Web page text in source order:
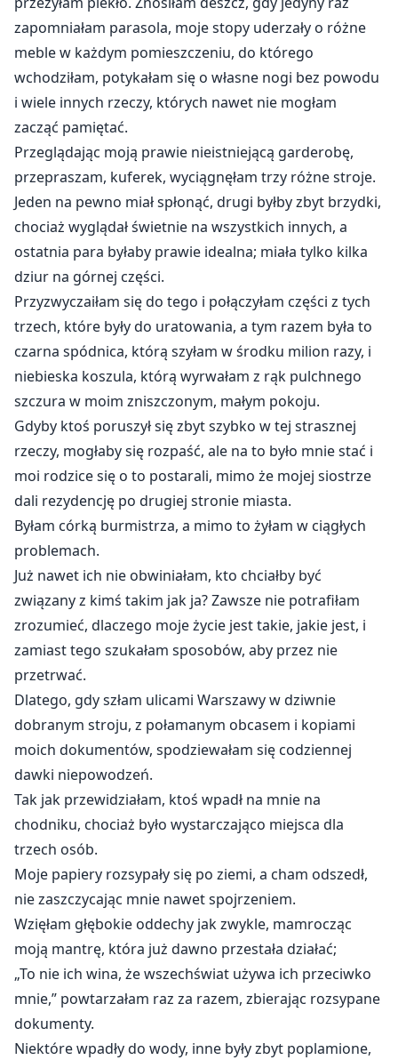
zapomniałam parasola, moje stopy uderzały o różne
meble w każdym pomieszczeniu, do którego
wchodziłam, potykałam się o własne nogi bez powodu
i wiele innych rzeczy, których nawet nie mogłam
zacząć pamiętać.
Przeglądając moją prawie nieistniejącą garderobę,
przepraszam, kuferek, wyciągnęłam trzy różne stroje.
Jeden na pewno miał spłonąć, drugi byłby zbyt brzydki,
chociaż wyglądał świetnie na wszystkich innych, a
ostatnia para byłaby prawie idealna; miała tylko kilka
dziur na górnej części.
Przyzwyczaiłam się do tego i połączyłam części z tych
trzech, które były do uratowania, a tym razem była to
czarna spódnica, którą szyłam w środku milion razy, i
niebieska koszula, którą wyrwałam z rąk pulchnego
szczura w moim zniszczonym, małym pokoju.
Gdyby ktoś poruszył się zbyt szybko w tej strasznej
rzeczy, mogłaby się rozpaść, ale na to było mnie stać i
moi rodzice się o to postarali, mimo że mojej siostrze
dali rezydencję po drugiej stronie miasta.
Byłam córką burmistrza, a mimo to żyłam w ciągłych
problemach.
Już nawet ich nie obwiniałam, kto chciałby być
związany z kimś takim jak ja? Zawsze nie potrafiłam
zrozumieć, dlaczego moje życie jest takie, jakie jest, i
zamiast tego szukałam sposobów, aby przez nie
przetrwać.
Dlatego, gdy szłam ulicami Warszawy w dziwnie
dobranym stroju, z połamanym obcasem i kopiami
moich dokumentów, spodziewałam się codziennej
dawki niepowodzeń.
Tak jak przewidziałam, ktoś wpadł na mnie na
chodniku, chociaż było wystarczająco miejsca dla
trzech osób.
Moje papiery rozsypały się po ziemi, a cham odszedł,
nie zaszczycając mnie nawet spojrzeniem.
Wzięłam głębokie oddechy jak zwykle, mamrocząc
moją mantrę, która już dawno przestała działać;
„To nie ich wina, że wszechświat używa ich przeciwko
mnie,” powtarzałam raz za razem, zbierając rozsypane
dokumenty.
Niektóre wpadły do wody, inne były zbyt poplamione,